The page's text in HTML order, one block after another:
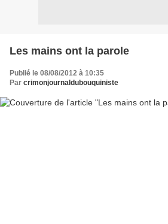
Les mains ont la parole
Publié le 08/08/2012 à 10:35
Par crimonjournaldubouquiniste